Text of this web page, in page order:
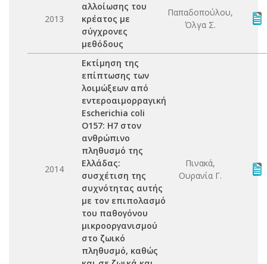
2013
αλλοίωσης του
κρέατος με
σύγχρονες
μεθόδους
Παπαδοπούλου,
Όλγα Σ.
2014
Εκτίμηση της
επίπτωσης των
λοιμώξεων από
εντεροαιμορραγική
Escherichia coli
Ο157: Η7 στον
ανθρώπινο
πληθυσμό της
Ελλάδας:
συσχέτιση της
συχνότητας αυτής
με τον επιπολασμό
του παθογόνου
μικροοργανισμού
στο ζωικό
πληθυσμό, καθώς
Πινακά,
Ουρανία Γ.